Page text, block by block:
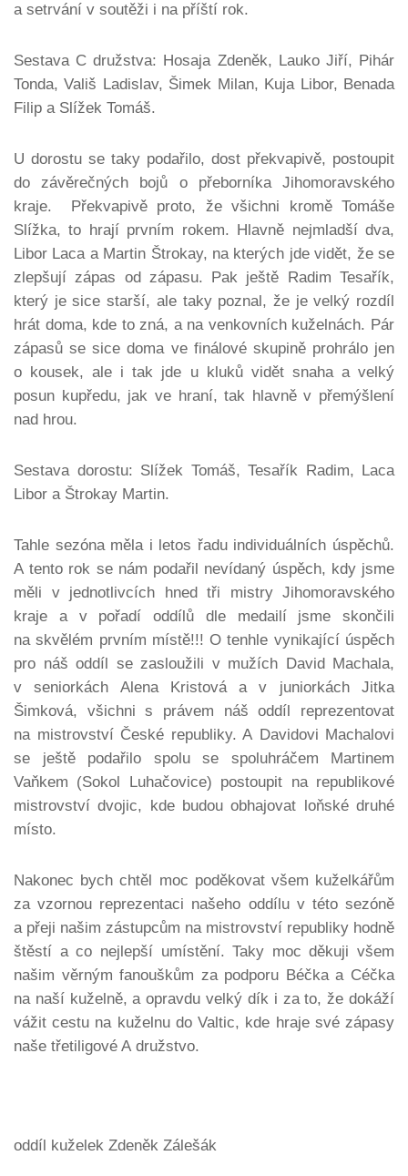
a setrvání v soutěži i na příští rok.
Sestava C družstva: Hosaja Zdeněk, Lauko Jiří, Pihár
Tonda, Vališ Ladislav, Šimek Milan, Kuja Libor, Benada
Filip a Slížek Tomáš.
U dorostu se taky podařilo, dost překvapivě, postoupit
do závěrečných bojů o přeborníka Jihomoravského
kraje. Překvapivě proto, že všichni kromě Tomáše
Slížka, to hrají prvním rokem. Hlavně nejmladší dva,
Libor Laca a Martin Štrokay, na kterých jde vidět, že se
zlepšují zápas od zápasu. Pak ještě Radim Tesařík,
který je sice starší, ale taky poznal, že je velký rozdíl
hrát doma, kde to zná, a na venkovních kuželnách. Pár
zápasů se sice doma ve finálové skupině prohrálo jen
o kousek, ale i tak jde u kluků vidět snaha a velký
posun kupředu, jak ve hraní, tak hlavně v přemýšlení
nad hrou.
Sestava dorostu: Slížek Tomáš, Tesařík Radim, Laca
Libor a Štrokay Martin.
Tahle sezóna měla i letos řadu individuálních úspěchů.
A tento rok se nám podařil nevídaný úspěch, kdy jsme
měli v jednotlivcích hned tři mistry Jihomoravského
kraje a v pořadí oddílů dle medailí jsme skončili
na skvělém prvním místě!!! O tenhle vynikající úspěch
pro náš oddíl se zasloužili v mužích David Machala,
v seniorkách Alena Kristová a v juniorkách Jitka
Šimková, všichni s právem náš oddíl reprezentovat
na mistrovství České republiky. A Davidovi Machalovi
se ještě podařilo spolu se spoluhráčem Martinem
Vaňkem (Sokol Luhačovice) postoupit na republikové
mistrovství dvojic, kde budou obhajovat loňské druhé
místo.
Nakonec bych chtěl moc poděkovat všem kuželkářům
za vzornou reprezentaci našeho oddílu v této sezóně
a přeji našim zástupcům na mistrovství republiky hodně
štěstí a co nejlepší umístění. Taky moc děkuji všem
našim věrným fanouškům za podporu Béčka a Céčka
na naší kuželně, a opravdu velký dík i za to, že dokáží
vážit cestu na kuželnu do Valtic, kde hraje své zápasy
naše třetiligové A družstvo.
oddíl kuželek Zdeněk Zálešák